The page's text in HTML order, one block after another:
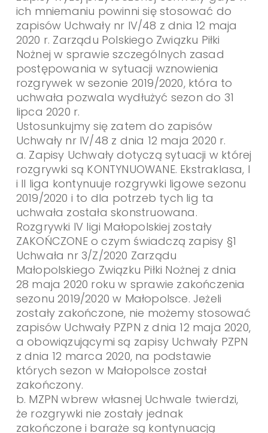
ich mniemaniu powinni się stosować do
zapisów Uchwały nr IV/48 z dnia 12 maja
2020 r. Zarządu Polskiego Związku Piłki
Nożnej w sprawie szczególnych zasad
postępowania w sytuacji wznowienia
rozgrywek w sezonie 2019/2020, która to
uchwała pozwala wydłużyć sezon do 31
lipca 2020 r.
Ustosunkujmy się zatem do zapisów
Uchwały nr IV/48 z dnia 12 maja 2020 r.
a. Zapisy Uchwały dotyczą sytuacji w której
rozgrywki są KONTYNUOWANE. Ekstraklasa, I
i II liga kontynuuje rozgrywki ligowe sezonu
2019/2020 i to dla potrzeb tych lig ta
uchwała została skonstruowana.
Rozgrywki IV ligi Małopolskiej zostały
ZAKOŃCZONE o czym świadczą zapisy §1
Uchwała nr 3/Z/2020 Zarządu
Małopolskiego Związku Piłki Nożnej z dnia
28 maja 2020 roku w sprawie zakończenia
sezonu 2019/2020 w Małopolsce. Jeżeli
zostały zakończone, nie możemy stosować
zapisów Uchwały PZPN z dnia 12 maja 2020,
a obowiązującymi są zapisy Uchwały PZPN
z dnia 12 marca 2020, na podstawie
których sezon w Małopolsce został
zakończony.
b. MZPN wbrew własnej Uchwale twierdzi,
że rozgrywki nie zostały jednak
zakończone i baraże są kontynuacją